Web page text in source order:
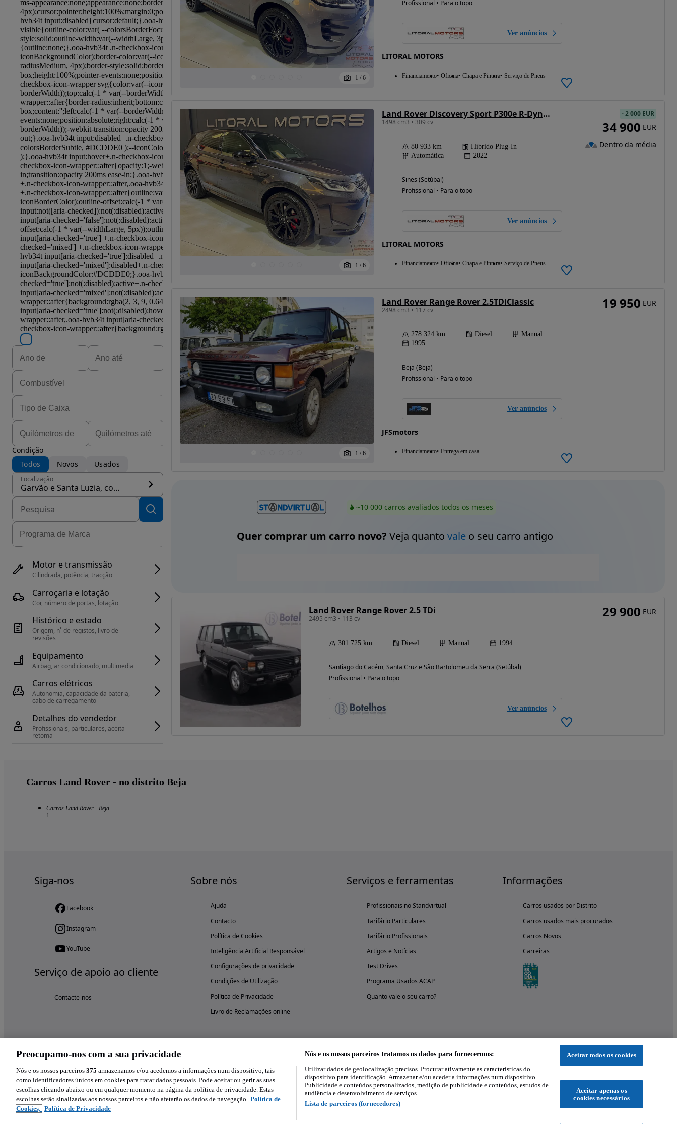
Possibilidade de
Condição
Todos
Novos Usados
Localização
Garvão e Santa Luzia, concelho Ourique
Motor e transmissão
Cilindrada, potência, tracção
Carroçaria e lotação
Cor, número de portas, lotação
Histórico e estado
Origem, n˚ de registos, livro de
revisões
Equipamento
Airbag, ar condicionado, multimedia
Carros elétricos
Autonomia, capacidade da bateria,
cabo de carregamento
Detalhes do vendedor
Profissionais, particulares, aceita
retoma
1 / 6
Profissional • Para o topo
Ver anúncios
LITORAL MOTORS
Financiamento Oficina Chapa e Pintura Serviço de Pneus
1 / 6
Land Rover Discovery Sport P300e R-Dynamic S
1498 cm3 • 309 cv
80 933 km
Híbrido Plug-In
Automática
2022
Sines (Setúbal)
Profissional • Para o topo
Ver anúncios
LITORAL MOTORS
Financiamento Oficina Chapa e Pintura Serviço de Pneus
-2 000 EUR
34 900 EUR
Dentro da média
1 / 6
Land Rover Range Rover 2.5TDiClassic
2498 cm3 • 117 cv
278 324 km Diesel
Manual
1995
Beja (Beja)
Profissional • Para o topo
Ver anúncios
JFSmotors
Financiamento Entrega em casa
19 950 EUR
~10 000 carros avaliados todos os meses
Quer comprar um carro novo? Veja quanto valeo seu carro antigo
Land Rover Range Rover 2.5 TDi
2495 cm3 • 113 cv
301 725 km Diesel Manual 1994
Santiago do Cacém, Santa Cruz e São Bartolomeu da Serra (Setúbal)
Profissional • Para o topo
Ver anúncios
29 900 EUR
Carros Land Rover - no distrito Beja
Carros Land Rover - Beja
1
Siga-nos
Facebook
Instagram
YouTube
Serviço de apoio ao cliente
Contacte-nos
Sobre nós
Ajuda
Contacto
Política de Cookies
Inteligência Artificial Responsável
Configurações de privacidade
Condições de Utilização
Política de Privacidade
Livro de Reclamações online
Serviços e ferramentas
Profissionais no Standvirtual
Tarifário Particulares
Tarifário Profissionais
Artigos e Notícias
Test Drives
Programa Usados ACAP
Quanto vale o seu carro?
Informações
Carros usados por Distrito
Carros usados mais procurados
Carros Novos
Carreiras
Experimenta a aplicação
Preocupamo-nos com a sua privacidade
Nós e os nossos parceiros 375 armazenamos e/ou acedemos a informações num dispositivo, tais
como identificadores únicos em cookies para tratar dados pessoais. Pode aceitar ou gerir as suas
escolhas clicando abaixo ou em qualquer momento na página da política de privacidade. Estas
escolhas serão sinalizadas aos nossos parceiros e não afetarão os dados de navegação. Política de
Cookies, Política de Privacidade
Nós e os nossos parceiros tratamos os dados para fornecermos:
Utilizar dados de geolocalização precisos. Procurar ativamente as características do
dispositivo para identificação. Armazenar e/ou aceder a informações num dispositivo.
Publicidade e conteúdos personalizados, medição de publicidade e conteúdos, estudos de
audiência e desenvolvimento de serviços.
Lista de parceiros (fornecedores)
Aceitar todos os cookies
Aceitar apenas os
cookies necessários